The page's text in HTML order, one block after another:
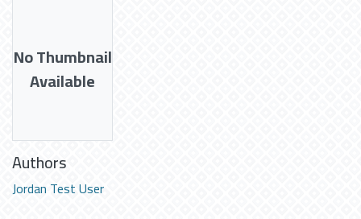
No Thumbnail
Available
Authors
Jordan Test User